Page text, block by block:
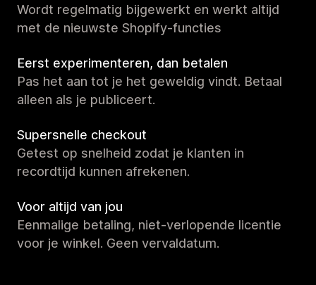
Wordt regelmatig bijgewerkt en werkt altijd
met de nieuwste Shopify-functies
Eerst experimenteren, dan betalen
Pas het aan tot je het geweldig vindt. Betaal
alleen als je publiceert.
Supersnelle checkout
Getest op snelheid zodat je klanten in
recordtijd kunnen afrekenen.
Voor altijd van jou
Eenmalige betaling, niet-verlopende licentie
voor je winkel. Geen vervaldatum.